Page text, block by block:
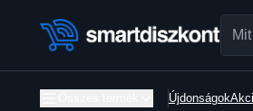
Újdonságok